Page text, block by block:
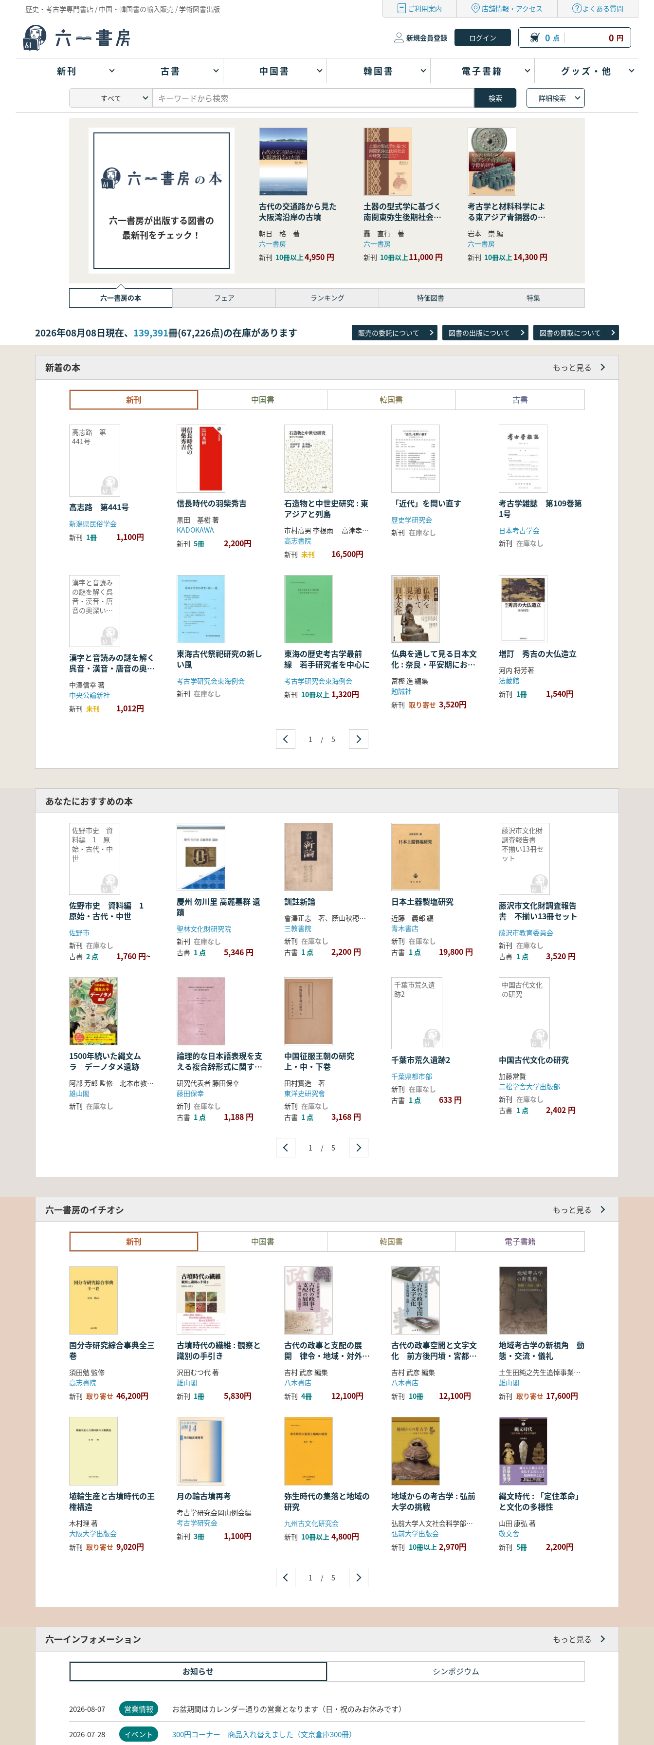
歴史・考古学専門書店 / 中国・韓国書の輸入販売 / 学術図書出版 ご利用案内 店舗情報・アクセス よくある質問
新規会員登録 0 点 0 円
新刊 古書 中国書 韓国書 電子書籍 グッズ・他
詳細検索
六一書房が出版する図書の
最新刊をチェック！
古代の交通路から見た
大阪湾沿岸の古墳
朝日 格 著
六一書房
新刊 10冊以上4,950 円
土器の型式学に基づく
南関東弥生後期社会の
研究
轟 直行 著
六一書房
新刊 10冊以上11,000 円
考古学と材料科学によ
る東アジア青銅器の学
際的研究
岩本 崇 編
六一書房
新刊 10冊以上14,300 円
六一書房の本 フェア ランキング 特価図書 特集
2026年08月08日現在、 139,391冊(67,226点)の在庫があります 販売の委託について 図書の出版について 図書の買取について
新着の本 もっと見る
新刊 中国書 韓国書 古書
高志路 第
441号
高志路 第441号
新潟県民俗学会
新刊 1冊 1,100円
信長時代の羽柴秀吉
黒田 基樹 著
KADOKAWA
新刊 5冊 2,200円
石造物と中世史研究 : 東
アジアと列島
市村高男 李根雨 高津孝 劉恒武 編
高志書院
新刊 未刊 16,500円
「近代」を問い直す
歴史学研究会
新刊 在庫なし
考古学雑誌 第109巻第
1号
日本考古学会
新刊 在庫なし
漢字と音読み
の謎を解く呉
音・漢音・唐
音の奥深い世
漢字と音読みの謎を解く
呉音・漢音・唐音の奥深
い世界
中澤信幸 著
中央公論新社
新刊 未刊 1,012円
東海古代祭祀研究の新し
い風
考古学研究会東海例会
新刊 在庫なし
東海の歴史考古学最前
線 若手研究者を中心に
考古学研究会東海例会
新刊 10冊以上 1,320円
仏典を通して見る日本文
化 : 奈良・平安期におけ
る仏教の受容・融合・展
開
冨樫 進 編集
勉誠社
新刊 取り寄せ 3,520円
増訂 秀吉の大仏造立
河内 将芳著
法蔵館
新刊 1冊 1,540円
1 / 5
あなたにおすすめの本
佐野市史 資
料編 1 原
始・古代・中
世
佐野市史 資料編 1
原始・古代・中世
佐野市
新刊 在庫なし
古書 2 点 1,760 円~
慶州 勿川里 高麗墓群 遺
蹟
聖林文化財研究院
新刊 在庫なし
古書 1 点 5,346 円
訓註新論
會澤正志 著、蔭山秋穂 訳
三教書院
新刊 在庫なし
古書 1 点 2,200 円
日本土器製塩研究
近藤 義郎 編
青木書店
新刊 在庫なし
古書 1 点 19,800 円
藤沢市文化財
調査報告書
不揃い13冊セ
ット
藤沢市文化財調査報告
書 不揃い13冊セット
藤沢市教育委員会
新刊 在庫なし
古書 1 点 3,520 円
1500年続いた縄文ム
ラ デーノタメ遺跡
阿部 芳郎 監修 北本市教育委員会 編
雄山閣
新刊 在庫なし
論理的な日本語表現を支
える複合辞形式に関する
記述的総合研究
研究代表者 藤田保幸
藤田保幸
新刊 在庫なし
古書 1 点 1,188 円
中国征服王朝の研究
上・中・下巻
田村實造 著
東洋史研究會
新刊 在庫なし
古書 1 点 3,168 円
千葉市荒久遺
跡2
千葉市荒久遺跡2
千葉県都市部
新刊 在庫なし
古書 1 点 633 円
中国古代文化
の研究
中国古代文化の研究
加藤常賢
二松学舎大学出版部
新刊 在庫なし
古書 1 点 2,402 円
1 / 5
六一書房のイチオシ もっと見る
新刊 中国書 韓国書 電子書籍
国分寺研究綜合事典全三
巻
須田勉 監修
高志書院
新刊 取り寄せ 46,200円
古墳時代の繊維 : 観察と
識別の手引き
沢田むつ代 著
雄山閣
新刊 1冊 5,830円
古代の政事と支配の展
開 律令・地域・対外関
係
吉村 武彦 編集
八木書店
新刊 4冊 12,100円
古代の政事空間と文字文
化 前方後円墳・宮都・
ことば
吉村 武彦 編集
八木書店
新刊 10冊 12,100円
地域考古学の新視角 動
態・交流・儀礼
土生田純之先生追悼事業会 編
雄山閣
新刊 取り寄せ 17,600円
埴輪生産と古墳時代の王
権構造
木村理 著
大阪大学出版会
新刊 取り寄せ 9,020円
月の輪古墳再考
考古学研究会岡山例会編
考古学研究会
新刊 3冊 1,100円
弥生時代の集落と地域の
研究
九州古文化研究会
新刊 10冊以上 4,800円
地域からの考古学 : 弘前
大学の挑戦
弘前大学人文社会科学部北日本考古学研究センター 編
弘前大学出版会
新刊 10冊以上 2,970円
縄文時代 : 「定住革命」
と文化の多様性
山田 康弘 著
敬文舎
新刊 5冊 2,200円
1 / 5
六一インフォメーション もっと見る
お知らせ シンポジウム
2026-08-07 営業情報 お盆期間はカレンダー通りの営業となります（日・祝のみお休みです）
2026-07-28 イベント 300円コーナー 商品入れ替えました（文京倉庫300冊）